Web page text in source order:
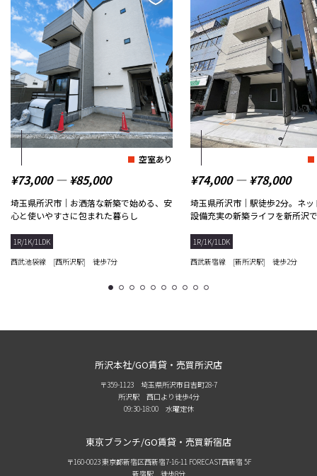
空室あり
¥73,000 ― ¥85,000
埼玉県所沢市｜お洒落な新築で始める、安
心と使いやすさに包まれた暮らし
1R/1K/1LDK
西武池袋線 [西所沢駅] 徒歩7分
¥74,000 ― ¥78,000
埼玉県所沢市｜駅徒歩2分。ネッ
設備充実の新築ライフを新所沢
1R/1K/1LDK
西武新宿線 [新所沢駅] 徒歩2分
1 2 3 4 5 6 7 8 9 10
所沢本社/GO賃貸・売買所沢店
〒359-1123 埼玉県所沢市日吉町28-7
所沢駅 西口より徒歩4分
09:30-18:00 水曜定休
東京ブランチ/GO賃貸・売買新宿店
〒160-0023 東京都新宿区西新宿7-16-11 FORECAST西新宿 5F
新宿駅 徒歩8分